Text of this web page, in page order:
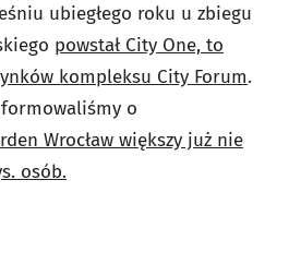
ubiegłego roku u zbiegu
powstał City One, to
kompleksu City Forum.
o
Wrocław większy już nie
osób.